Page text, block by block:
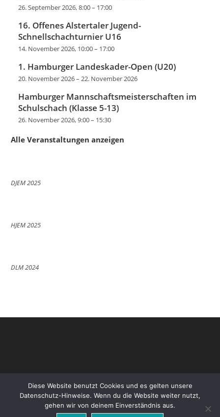
26. September 2026, 8:00– 17:00
16. Offenes Alstertaler Jugend-
Schnellschachturnier U16
14. November 2026, 10:00– 17:00
1. Hamburger Landeskader-Open (U20)
20. November 2026–22. November 2026
Hamburger Mannschaftsmeisterschaften im
Schulschach (Klasse 5-13)
26. November 2026, 9:00– 15:30
Alle Veranstaltungen anzeigen
DJEM 2025
HJEM 2025
DLM 2024
Diese Website benutzt Cookies und es gelten unsere
Datenschutz-Hinweise. Wenn du die Website weiter nutzt,
gehen wir von deinem Einverständnis aus.